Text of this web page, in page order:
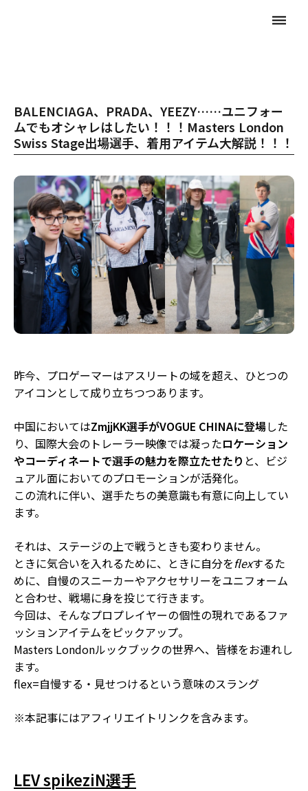
dehaze
BALENCIAGA、PRADA、YEEZY……ユニフォー
ムでもオシャレはしたい！！！Masters London
Swiss Stage出場選手、着用アイテム大解説！！！
昨今、プロゲーマーはアスリートの域を超え、ひとつの
アイコンとして成り立ちつつあります。
中国においてはZmjjKK選手がVOGUE CHINAに登場した
り、国際大会のトレーラー映像では凝ったロケーション
やコーディネートで選手の魅力を際立たせたり と、ビジ
ュアル面においてのプロモーションが活発化。
この流れに伴い、選手たちの美意識も有意に向上してい
ます。
それは、ステージの上で戦うときも変わりません。
ときに気合いを入れるために、ときに自分をflexするた
めに、自慢のスニーカーやアクセサリーをユニフォーム
と合わせ、戦場に身を投じて行きます。
今回は、そんなプロプレイヤーの個性の現れであるファ
ッションアイテムをピックアップ。
Masters Londonルックブックの世界へ、皆様をお連れし
ます。
flex=自慢する・見せつけるという意味のスラング
※本記事にはアフィリエイトリンクを含みます。
LEV spikeziN選手